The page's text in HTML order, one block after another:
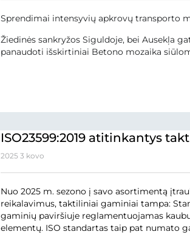
Sprendimai intensyvių apkrovų transporto
Žiedinės sankryžos Siguldoje, bei Ausekļa
panaudoti išskirtiniai Betono mozaika
ISO23599:2019 atitinkantys
2025 3 kovo
Nuo 2025 m. sezono į savo asortimentą
reikalavimus, taktiliniai gaminiai tampa:
gaminių paviršiuje reglamentuojamas
elementų. ISO standartas taip pat numato